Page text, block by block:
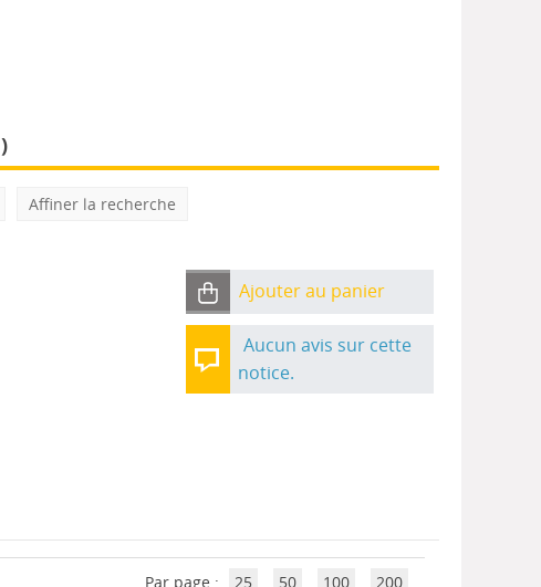
)
Affiner la recherche
Ajouter au panier
Aucun avis sur cette
notice.
Par page : 25 50 100 200